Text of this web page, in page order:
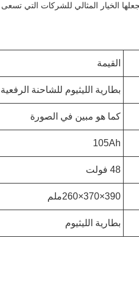
الخيار المثالي للشركات التي تسعى
القيمة
بطارية الليثيوم للشاحنة الرفعية
كما هو مبين في الصورة
105Ah
48 فولت
390×370×260ملم
بطارية الليثيوم